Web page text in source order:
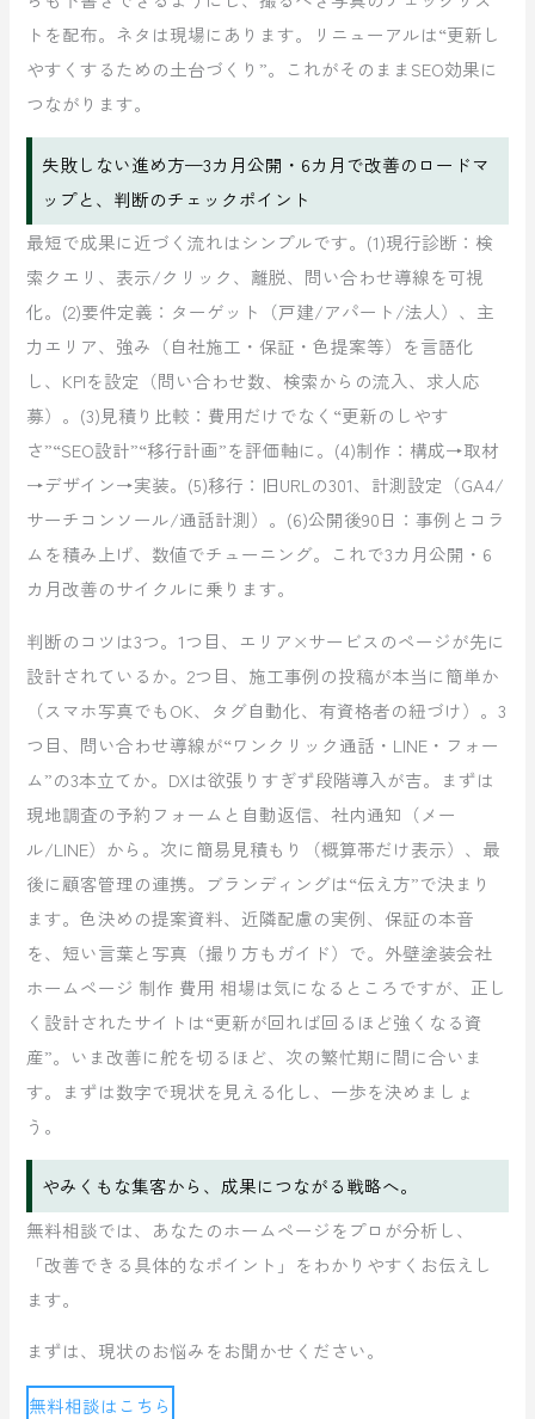
トを配布。ネタは現場にあります。リニューアルは“更新し
やすくするための土台づくり”。これがそのままSEO効果に
つながります。
失敗しない進め方—3カ月公開・6カ月で改善のロードマ
ップと、判断のチェックポイント
最短で成果に近づく流れはシンプルです。(1)現行診断：検
索クエリ、表示/クリック、離脱、問い合わせ導線を可視
化。(2)要件定義：ターゲット（戸建/アパート/法人）、主
力エリア、強み（自社施工・保証・色提案等）を言語化
し、KPIを設定（問い合わせ数、検索からの流入、求人応
募）。(3)見積り比較：費用だけでなく“更新のしやす
さ”“SEO設計”“移行計画”を評価軸に。(4)制作：構成→取材
→デザイン→実装。(5)移行：旧URLの301、計測設定（GA4/
サーチコンソール/通話計測）。(6)公開後90日：事例とコラ
ムを積み上げ、数値でチューニング。これで3カ月公開・6
カ月改善のサイクルに乗ります。
判断のコツは3つ。1つ目、エリア×サービスのページが先に
設計されているか。2つ目、施工事例の投稿が本当に簡単か
（スマホ写真でもOK、タグ自動化、有資格者の紐づけ）。3
つ目、問い合わせ導線が“ワンクリック通話・LINE・フォー
ム”の3本立てか。DXは欲張りすぎず段階導入が吉。まずは
現地調査の予約フォームと自動返信、社内通知（メー
ル/LINE）から。次に簡易見積もり（概算帯だけ表示）、最
後に顧客管理の連携。ブランディングは“伝え方”で決まり
ます。色決めの提案資料、近隣配慮の実例、保証の本音
を、短い言葉と写真（撮り方もガイド）で。外壁塗装会社
ホームページ 制作 費用 相場は気になるところですが、正し
く設計されたサイトは“更新が回れば回るほど強くなる資
産”。いま改善に舵を切るほど、次の繁忙期に間に合いま
す。まずは数字で現状を見える化し、一歩を決めましょ
う。
やみくもな集客から、成果につながる戦略へ。
無料相談では、あなたのホームページをプロが分析し、
「改善できる具体的なポイント」をわかりやすくお伝えし
ます。
まずは、現状のお悩みをお聞かせください。
無料相談はこちら